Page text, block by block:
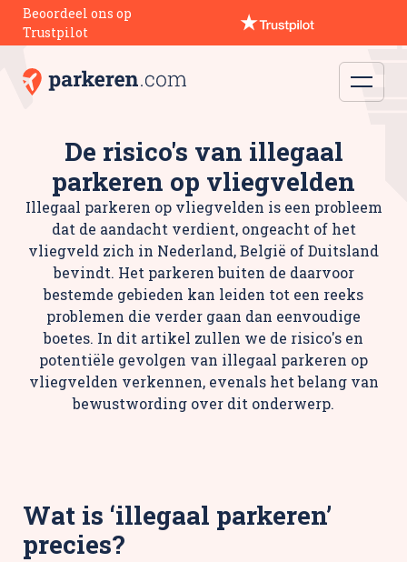
Beoordeel ons op
Trustpilot
De risico's van illegaal
parkeren op vliegvelden
Illegaal parkeren op vliegvelden is een probleem
dat de aandacht verdient, ongeacht of het
vliegveld zich in Nederland, België of Duitsland
bevindt. Het parkeren buiten de daarvoor
bestemde gebieden kan leiden tot een reeks
problemen die verder gaan dan eenvoudige
boetes. In dit artikel zullen we de risico's en
potentiële gevolgen van illegaal parkeren op
vliegvelden verkennen, evenals het belang van
bewustwording over dit onderwerp.
Wat is ‘illegaal parkeren’
precies?